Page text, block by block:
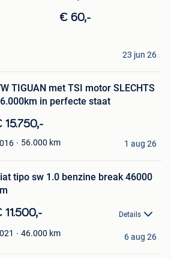
€ 60,-
23 jun 26
TIGUAN met TSI motor SLECHTS
in perfecte staat
15.750,-
56.000 km 1 aug 26
tipo sw 1.0 benzine break 46000
11.500,- Details
46.000 km 6 aug 26